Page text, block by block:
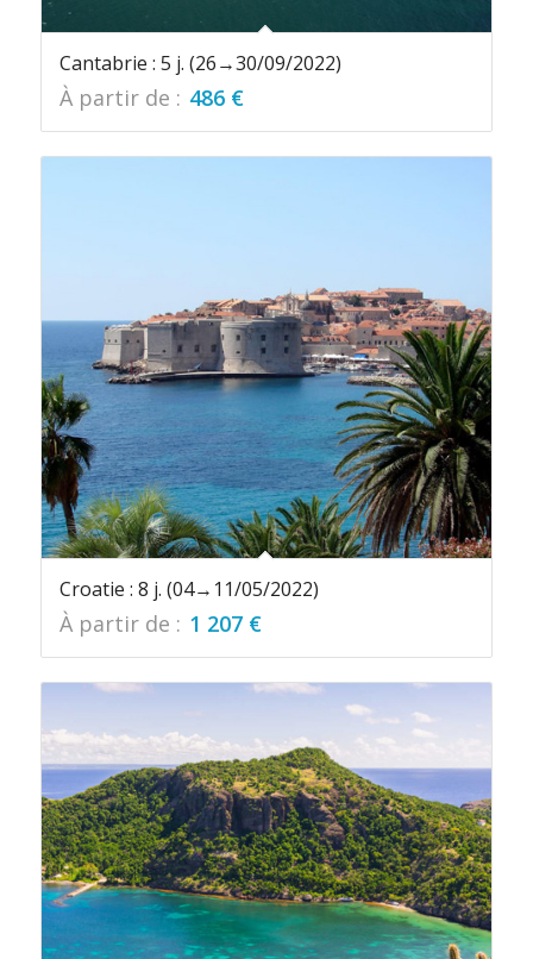
Cantabrie : 5 j. (26→30/09/2022)
À partir de : 486 €
Croatie : 8 j. (04→11/05/2022)
À partir de : 1 207 €